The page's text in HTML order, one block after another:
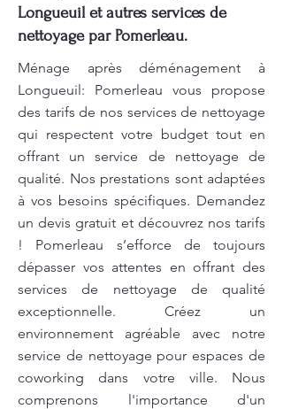
Longueuil et autres services de
nettoyage par Pomerleau.
Ménage après déménagement à
Longueuil: Pomerleau vous propose
des tarifs de nos services de nettoyage
qui respectent votre budget tout en
offrant un service de nettoyage de
qualité. Nos prestations sont adaptées
à vos besoins spécifiques. Demandez
un devis gratuit et découvrez nos tarifs
! Pomerleau s’efforce de toujours
dépasser vos attentes en offrant des
services de nettoyage de qualité
exceptionnelle. Créez un
environnement agréable avec notre
service de nettoyage pour espaces de
coworking dans votre ville. Nous
comprenons l'importance d'un